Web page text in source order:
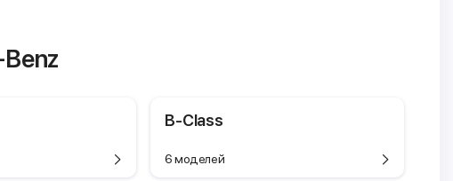
B-Class
6 моделей